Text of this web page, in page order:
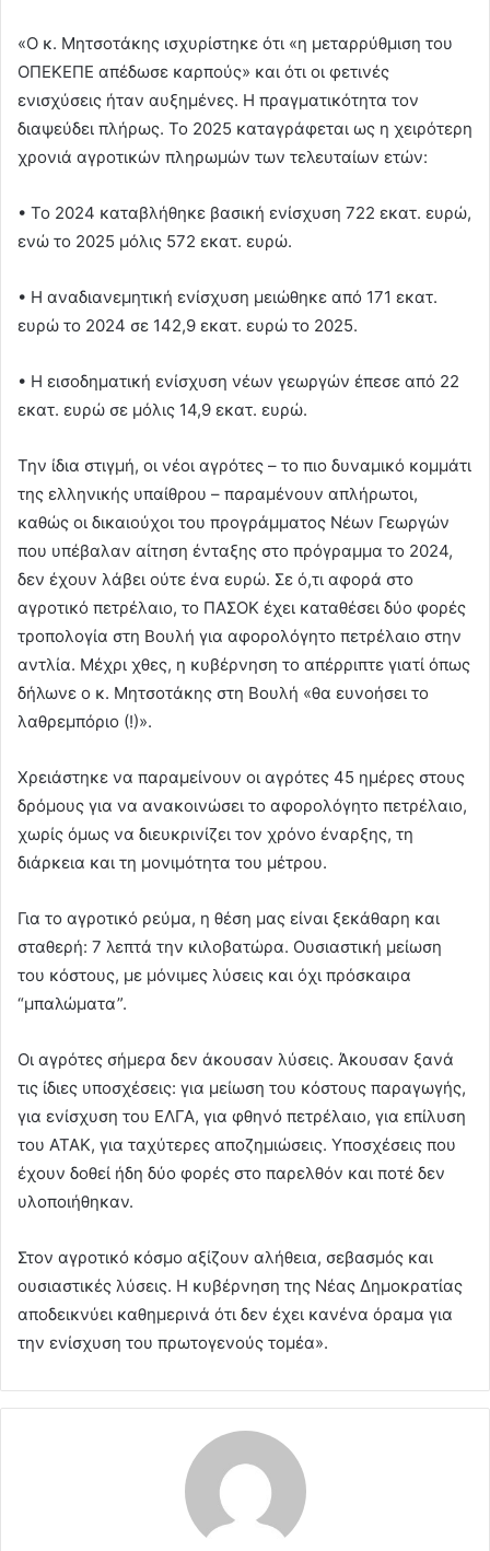
«Ο κ. Μητσοτάκης ισχυρίστηκε ότι «η μεταρρύθμιση του
ΟΠΕΚΕΠΕ απέδωσε καρπούς» και ότι οι φετινές
ενισχύσεις ήταν αυξημένες. Η πραγματικότητα τον
διαψεύδει πλήρως. Το 2025 καταγράφεται ως η χειρότερη
χρονιά αγροτικών πληρωμών των τελευταίων ετών:
• Το 2024 καταβλήθηκε βασική ενίσχυση 722 εκατ. ευρώ,
ενώ το 2025 μόλις 572 εκατ. ευρώ.
• Η αναδιανεμητική ενίσχυση μειώθηκε από 171 εκατ.
ευρώ το 2024 σε 142,9 εκατ. ευρώ το 2025.
• Η εισοδηματική ενίσχυση νέων γεωργών έπεσε από 22
εκατ. ευρώ σε μόλις 14,9 εκατ. ευρώ.
Την ίδια στιγμή, οι νέοι αγρότες – το πιο δυναμικό κομμάτι
της ελληνικής υπαίθρου – παραμένουν απλήρωτοι,
καθώς οι δικαιούχοι του προγράμματος Νέων Γεωργών
που υπέβαλαν αίτηση ένταξης στο πρόγραμμα το 2024,
δεν έχουν λάβει ούτε ένα ευρώ. Σε ό,τι αφορά στο
αγροτικό πετρέλαιο, το ΠΑΣΟΚ έχει καταθέσει δύο φορές
τροπολογία στη Βουλή για αφορολόγητο πετρέλαιο στην
αντλία. Μέχρι χθες, η κυβέρνηση το απέρριπτε γιατί όπως
δήλωνε ο κ. Μητσοτάκης στη Βουλή «θα ευνοήσει το
λαθρεμπόριο (!)».
Χρειάστηκε να παραμείνουν οι αγρότες 45 ημέρες στους
δρόμους για να ανακοινώσει το αφορολόγητο πετρέλαιο,
χωρίς όμως να διευκρινίζει τον χρόνο έναρξης, τη
διάρκεια και τη μονιμότητα του μέτρου.
Για το αγροτικό ρεύμα, η θέση μας είναι ξεκάθαρη και
σταθερή: 7 λεπτά την κιλοβατώρα. Ουσιαστική μείωση
του κόστους, με μόνιμες λύσεις και όχι πρόσκαιρα
“μπαλώματα”.
Οι αγρότες σήμερα δεν άκουσαν λύσεις. Άκουσαν ξανά
τις ίδιες υποσχέσεις: για μείωση του κόστους παραγωγής,
για ενίσχυση του ΕΛΓΑ, για φθηνό πετρέλαιο, για επίλυση
του ΑΤΑΚ, για ταχύτερες αποζημιώσεις. Υποσχέσεις που
έχουν δοθεί ήδη δύο φορές στο παρελθόν και ποτέ δεν
υλοποιήθηκαν.
Στον αγροτικό κόσμο αξίζουν αλήθεια, σεβασμός και
ουσιαστικές λύσεις. Η κυβέρνηση της Νέας Δημοκρατίας
αποδεικνύει καθημερινά ότι δεν έχει κανένα όραμα για
την ενίσχυση του πρωτογενούς τομέα».